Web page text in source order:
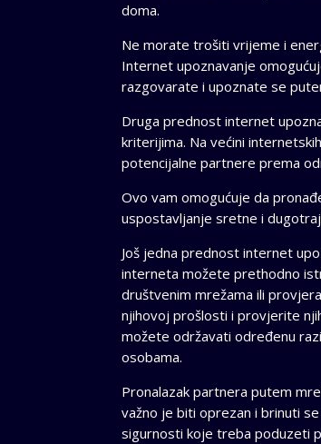
doma.
Ne morate trošiti vrijeme i
Internet upoznavanje
razgovarate i upoznate se
Druga prednost internet
kriterijima. Na većini
potencijalne partnere prema
Ovo vam omogućuje da
uspostavljanje sretne i
Još jedna prednost internet
interneta možete prethodno
društvenim mrežama ili
njihovoj prošlosti i provjerite
možete održavati određenu
osobama.
Pronalazak partnera putem
važno je biti oprezan i brinuti
sigurnosti koje treba poduzeti